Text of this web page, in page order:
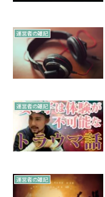
運営者の雑記
運営者の雑記
運営者の雑記